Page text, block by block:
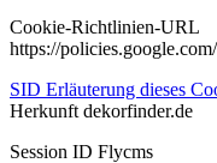
Cookie-Richtlinien-URL
https://
SID Erläuterung dieses
Herkunft dekorfinder.de
Session ID Flycms